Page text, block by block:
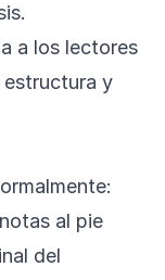
a los lectores
estructura y
al pie
del